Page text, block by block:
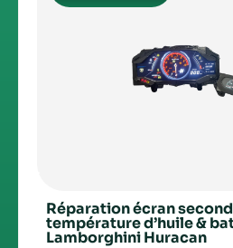
Réparation écran
température d’huile &
Lamborghini Huracan